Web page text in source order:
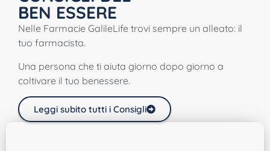
BEN ESSERE
Nelle Farmacie GalileLife trovi sempre un alleato: il
tuo farmacista.
Una persona che ti aiuta giorno dopo giorno a
coltivare il tuo benessere.
Leggi subito tutti i Consigli